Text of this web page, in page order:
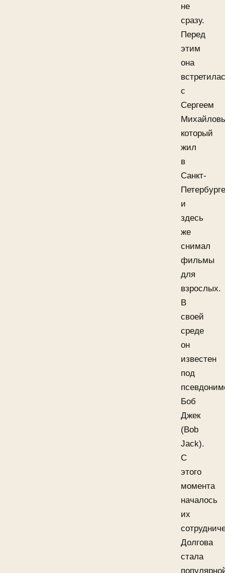
не
сразу.
Перед
этим
она
с
Сергеем
который
жил
в
Санкт-
Петербурге
и
здесь
же
снимал
фильмы
для
взрослых.
В
своей
среде
он
известен
под
Боб
Джек
(Bob
Jack).
С
этого
момента
началось
их
Долгова
стала